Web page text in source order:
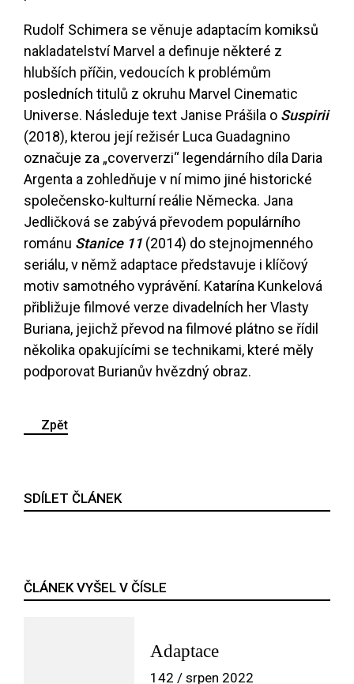
Rudolf Schimera se věnuje adaptacím komiksů
nakladatelství Marvel a definuje některé z
hlubších příčin, vedoucích k problémům
posledních titulů z okruhu Marvel Cinematic
Universe. Následuje text Janise Prášila o Suspirii
(2018), kterou její režisér Luca Guadagnino
označuje za „coververzi“ legendárního díla Daria
Argenta a zohledňuje v ní mimo jiné historické
společensko-kulturní reálie Německa. Jana
Jedličková se zabývá převodem populárního
románu Stanice 11 (2014) do stejnojmenného
seriálu, v němž adaptace představuje i klíčový
motiv samotného vyprávění. Katarína Kunkelová
přibližuje filmové verze divadelních her Vlasty
Buriana, jejichž převod na filmové plátno se řídil
několika opakujícími se technikami, které měly
podporovat Burianův hvězdný obraz.
Zpět
SDÍLET ČLÁNEK
ČLÁNEK VYŠEL V ČÍSLE
Adaptace
142 / srpen 2022